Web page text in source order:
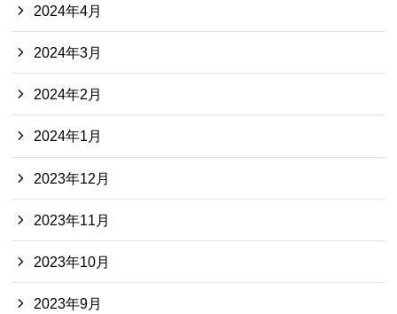
2024年4月
2024年3月
2024年2月
2024年1月
2023年12月
2023年11月
2023年10月
2023年9月